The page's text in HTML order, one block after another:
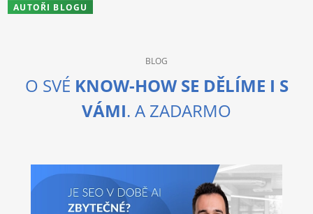
AUTOŘI BLOGU
BLOG
O SVÉ KNOW-HOW SE DĚLÍME I S
VÁMI. A ZADARMO